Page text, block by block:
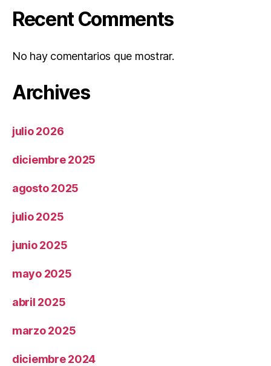
Recent Comments
No hay comentarios que mostrar.
Archives
julio 2026
diciembre 2025
agosto 2025
julio 2025
junio 2025
mayo 2025
abril 2025
marzo 2025
diciembre 2024